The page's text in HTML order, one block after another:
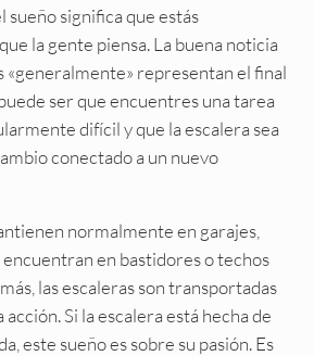
significa que estás
la gente piensa. La buena noticia
«generalmente» representan el final
ser que encuentres una tarea
difícil y que la escalera sea
conectado a un nuevo
normalmente en garajes,
en bastidores o techos
las escaleras son transportadas
acción. Si la escalera está hecha de
este sueño es sobre su pasión. Es